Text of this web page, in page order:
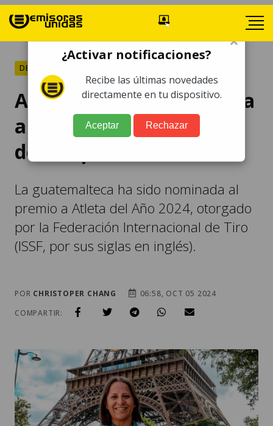
DEPORTES
Adriana Ruano nominada
a la Atleta del Año 2024
de tiro por la ISSF
La guatemalteca ha sido nominada al
premio a Atleta del Año 2024, otorgado
por la Federación Internacional de Tiro
(ISSF, por sus siglas en inglés).
POR CHRISTOPER CHANG
06:58, OCT 05 2024
COMPARTIR:
×
¿Activar notificaciones?
Recibe las últimas novedades
directamente en tu dispositivo.
Aceptar Rechazar